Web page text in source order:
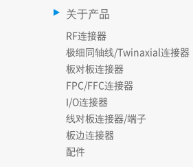
关于产品
RF连接器
极细同轴线/Twinaxial连接器
板对板连接器
FPC/FFC连接器
I/O连接器
线对板连接器/端子
板边连接器
配件